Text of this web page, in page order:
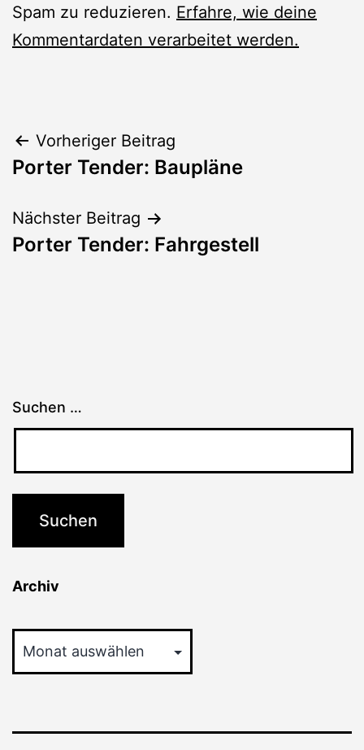
Spam zu reduzieren. Erfahre, wie deine
Kommentardaten verarbeitet werden.
Beitragsnavigation
Vorheriger Beitrag
Porter Tender: Baupläne
Nächster Beitrag
Porter Tender: Fahrgestell
Suchen …
Archiv